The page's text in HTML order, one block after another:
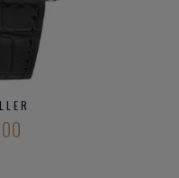
Franck Muller
zijn voorbeeldig in de
aandacht die aan elk